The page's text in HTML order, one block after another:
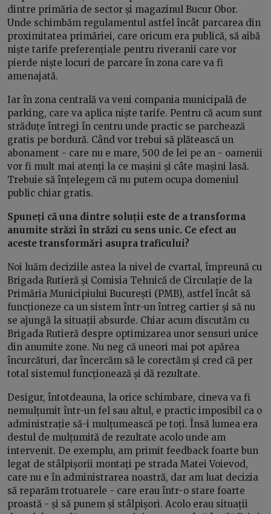
dintre primăria de sector și magazinul Bucur Obor.
Unde schimbăm regulamentul astfel încât parcarea din
proximitatea primăriei, care oricum era publică, să aibă
niște tarife preferențiale pentru riveranii care vor
pierde niște locuri de parcare în zona care va fi
amenajată.
Iar în zona centrală va veni compania municipală de
parking, care va aplica niște tarife. Pentru că acum sunt
străduțe întregi în centru unde practic se parchează
gratis pe bordură. Când vor trebui să plătească un
abonament - care nu e mare, 500 de lei pe an - oamenii
vor fi mult mai atenți la ce mașini și câte mașini lasă.
Trebuie să înțelegem că nu putem ocupa domeniul
public chiar gratis.
Spuneți că una dintre soluții este de a transforma
anumite străzi în străzi cu sens unic. Ce efect au
aceste transformări asupra traficului?
Noi luăm deciziile astea la nivel de cvartal, împreună cu
Brigada Rutieră și Comisia Tehnică de Circulație de la
Primăria Municipiului București (PMB), astfel încât să
funcționeze ca un sistem într-un întreg cartier și să nu
se ajungă la situații absurde. Chiar acum discutăm cu
Brigada Rutieră despre optimizarea unor sensuri unice
din anumite zone. Nu neg că uneori mai pot apărea
încurcături, dar încercăm să le corectăm și cred că per
total sistemul funcționează și dă rezultate.
Desigur, întotdeauna, la orice schimbare, cineva va fi
nemulțumit într-un fel sau altul, e practic imposibil ca o
administrație să-i mulțumească pe toți. Însă lumea era
destul de mulțumită de rezultate acolo unde am
intervenit. De exemplu, am primit feedback foarte bun
legat de stâlpișorii montați pe strada Matei Voievod,
care nu e în administrarea noastră, dar am luat decizia
să reparăm trotuarele - care erau într-o stare foarte
proastă - și să punem și stâlpișori. Acolo erau situații